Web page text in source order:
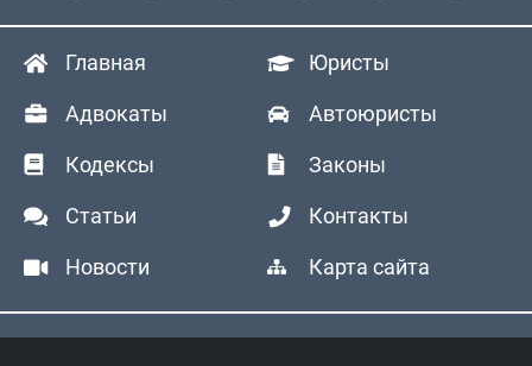
Главная Юристы
Адвокаты Автоюристы
Кодексы Законы
Статьи Контакты
Новости Карта сайта